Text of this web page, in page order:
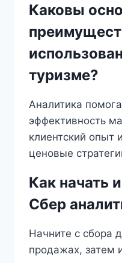
Каковы
туризме?
Аналитика
эффективность
клиентский опыт
ценовые
Как начать
Сбер
Начните с сбора
продажах, затем